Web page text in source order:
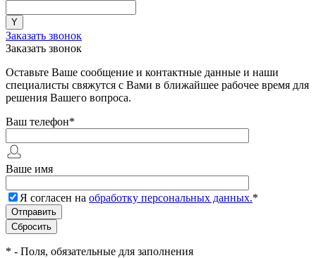
Заказать звонок
Заказать звонок
Оставьте Ваше сообщение и контактные данные и наши
специалисты свяжутся с Вами в ближайшее рабочее время для
решения Вашего вопроса.
Ваш телефон*
Ваше имя
Я согласен на обработку персональных данных.*
* - Поля, обязательные для заполнения